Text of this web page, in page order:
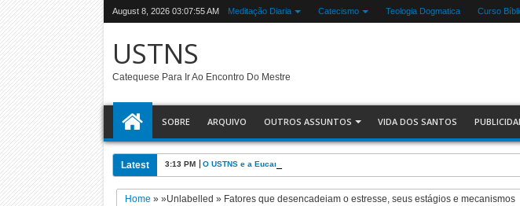
August 8, 2026 03:07:56 AM Meditação Diaria Catecismo Teologia Dogmatica Curso
USTNS
Catequese Para Ir Ao Encontro Do Mestre
SOBRE ARQUIVO OUTROS ASSUNTOS VIDA DOS SANTOS
Latest 3:13 PM O USTNS e a Eucaristia
Home » »Unlabelled » Fatores que desencadeiam o estresse, seus estágios e mecanismos